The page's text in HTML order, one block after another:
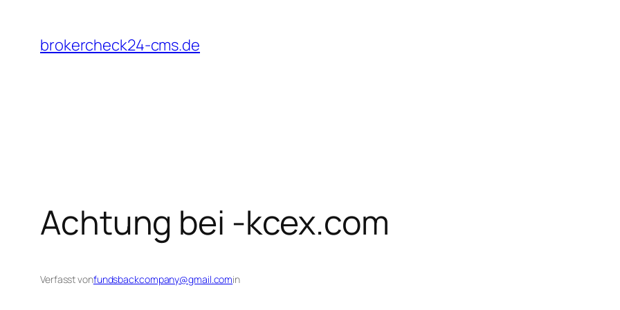
Inhalt
springen
brokercheck24-cms.de
Achtung bei -kcex.com
Verfasst vonfundsbackcompany@gmail.comin